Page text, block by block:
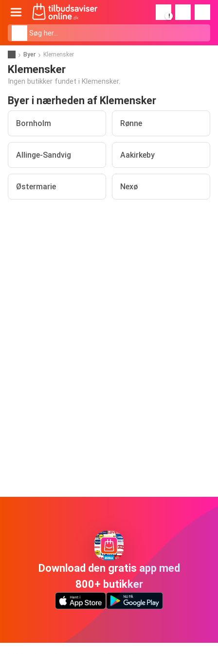
!
Byer Klemensker
Klemensker
Ingen butikker fundet i Klemensker.
Byer i nærheden af Klemensker
Bornholm Rønne
Allinge-Sandvig Aakirkeby
Østermarie Nexø
Download den gratis app med
800+ butikker